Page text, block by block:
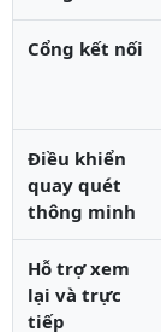
Cổng kết nối
Điều khiển
quay quét
thông minh
Hỗ trợ xem
lại và trực
tiếp